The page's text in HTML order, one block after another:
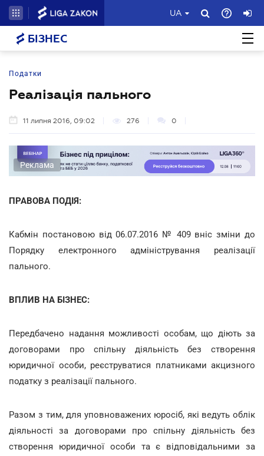
UA
БІЗНЕС
Податки
Реалізація пального
11 липня 2016, 09:02 276 0
Реклама
ПРАВОВА ПОДІЯ:
Кабмін постановою від 06.07.2016 № 409 вніс зміни до
Порядку електронного адміністрування реалізації
пального.
ВПЛИВ НА БІЗНЕС:
Передбачено надання можливості особам, що діють за
договорами про спільну діяльність без створення
юридичної особи, реєструватися платниками акцизного
податку з реалізації пального.
Разом з тим, для уповноважених юросіб, які ведуть облік
діяльності за договорами про спільну діяльність без
створення юридичної особи та є відповідальними за